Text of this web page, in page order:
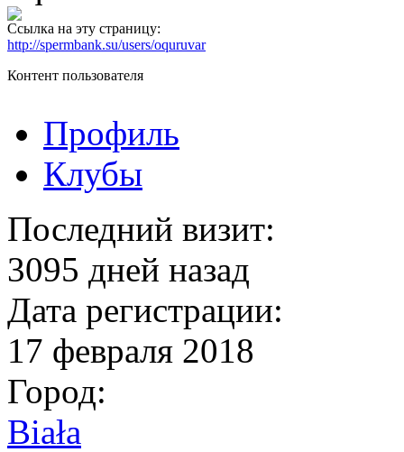
Ссылка на эту страницу:
http://spermbank.su/users/oquruvar
Контент пользователя
Профиль
Клубы
Последний визит:
3095 дней назад
Дата регистрации:
17 февраля 2018
Город:
Biała